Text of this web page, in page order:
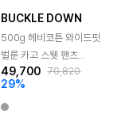
BUCKLE DOWN
500g 헤비코튼 와이드핏
벌룬 카고 스웻 팬츠
(MELANGE GREY)
49,700 70,820
29%